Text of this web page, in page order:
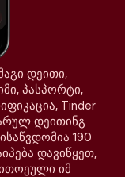
დეითი,
პასპორტი,
Tinder
დეითინგ
190
დავიწყეთ,
იმ